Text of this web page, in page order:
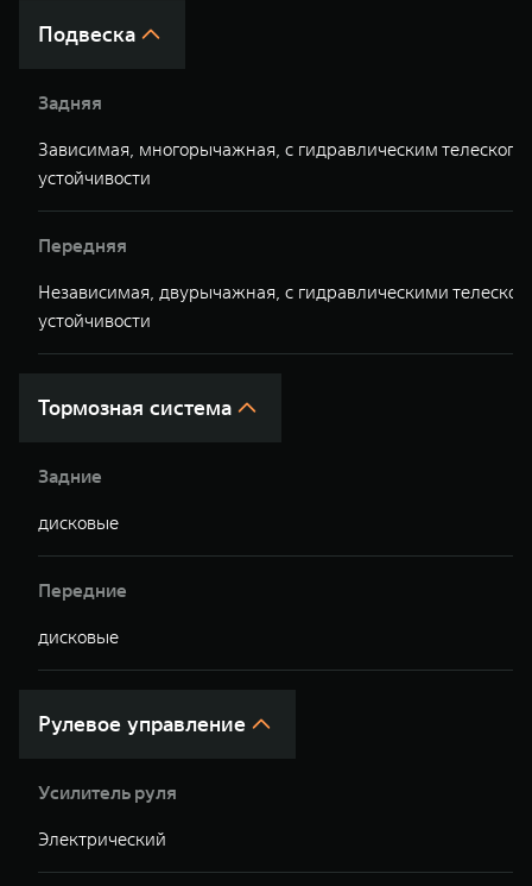
Подвеска
Задняя
Зависимая, многорычажная, с гидравлическим
устойчивости
Передняя
Независимая, двурычажная, с гидравлическими
устойчивости
Тормозная система
Задние
дисковые
Передние
дисковые
Рулевое управление
Усилитель руля
Электрический